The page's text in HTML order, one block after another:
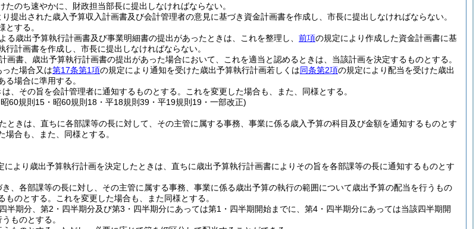
たのち速やかに、財政担当部長に提出しなければならない。
提出された歳入予算収入計画書及び会計管理者の意見に基づき資金計画書を作成し、市長に提出しなければならない。
とする。
る歳出予算執行計画書及び事業明細書の提出があったときは、これを整理し、 前項の規定により作成した資金計画書に基
計画書を作成し、市長に提出しなければならない。
画書、歳出予算執行計画書の提出があった場合において、これを適当と認めるときは、当該計画を決定するものとする。
た場合又は第17条第1項の規定により通知を受けた歳出予算執行計画若しくは同条第2項の規定により配当を受けた歳出
場合に準用する。
、その旨を会計管理者に通知するものとする。
これを変更した場合も、また、同様とする。
60規則15・昭60規則18・平18規則39・平19規則19・一部改正)
ときは、直ちに各部課等の長に対して、その主管に属する事務、事業に係る歳入予算の科目及び金額を通知するものとす
合も、また、同様とする。
により歳出予算執行計画を決定したときは、直ちに歳出予算執行計画書によりその旨を各部課等の長に通知するものとす
、各部課等の長に対し、その主管に属する事務、事業に係る歳出予算の執行の範囲について歳出予算の配当を行うもの
ものとする。
これを変更した場合も、また同様とする。
半期分、第2・四半期分及び第3・四半期分にあっては第1・四半期開始までに、第4・四半期分にあっては当該四半期開
ものとする。